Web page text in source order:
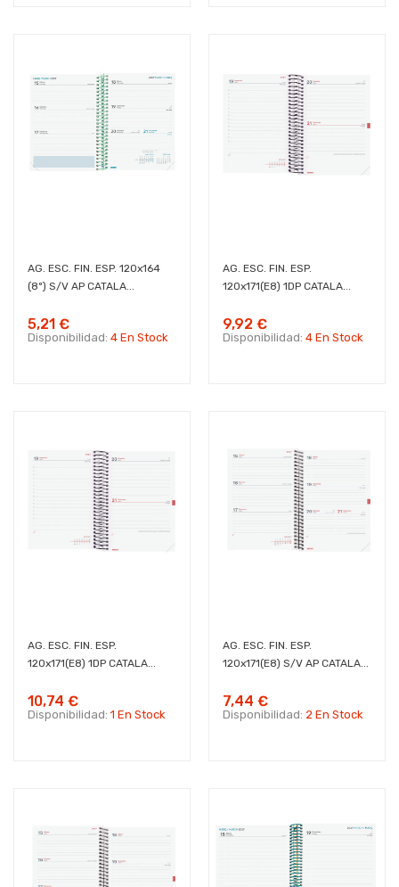
AG. ESC. FIN. ESP. 120x164
(8º) S/V AP CATALA...
5,21 €
Disponibilidad: 4 En Stock
AG. ESC. FIN. ESP.
120x171(E8) 1DP CATALA...
9,92 €
Disponibilidad: 4 En Stock
AG. ESC. FIN. ESP.
120x171(E8) 1DP CATALA...
10,74 €
Disponibilidad: 1 En Stock
AG. ESC. FIN. ESP.
120x171(E8) S/V AP CATALA...
7,44 €
Disponibilidad: 2 En Stock